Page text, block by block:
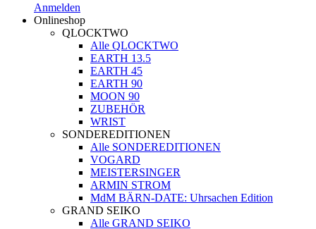
Anmelden
Onlineshop
QLOCKTWO
Alle QLOCKTWO
EARTH 13.5
EARTH 45
EARTH 90
MOON 90
ZUBEHÖR
WRIST
SONDEREDITIONEN
Alle SONDEREDITIONEN
VOGARD
MEISTERSINGER
ARMIN STROM
MdM BÄRN-DATE: Uhrsachen Edition
GRAND SEIKO
Alle GRAND SEIKO